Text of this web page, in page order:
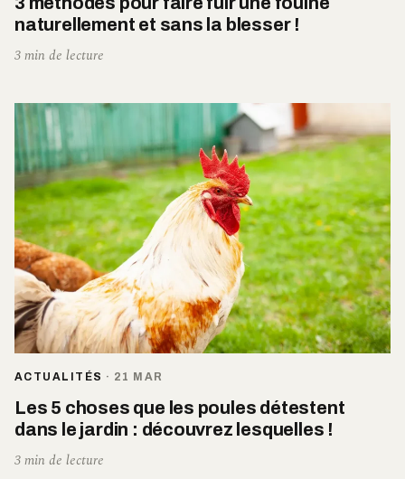
naturellement et sans la blesser !
3 min de lecture
ACTUALITÉS · 21 MAR
Les 5 choses que les poules détestent
dans le jardin : découvrez lesquelles !
3 min de lecture